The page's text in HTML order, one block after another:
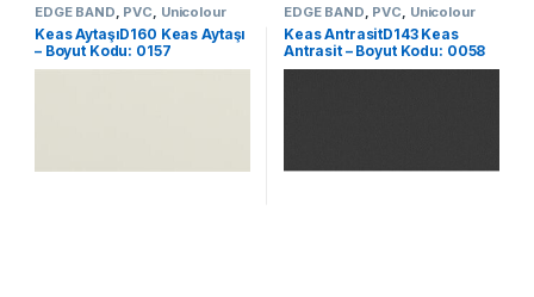
EDGE BAND, PVC, Unicolour
Keas AytaşıD160 Keas Aytaşı
– Boyut Kodu: 0157
EDGE BAND, PVC, Unicolour
Keas AntrasitD143 Keas
Antrasit – Boyut Kodu: 0058